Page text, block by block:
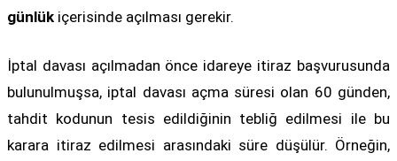
günlük içerisinde açılması gerekir.
İptal davası açılmadan önce idareye itiraz başvurusunda
bulunulmuşsa, iptal davası açma süresi olan 60 günden,
tahdit kodunun tesis edildiğinin tebliğ edilmesi ile bu
karara itiraz edilmesi arasındaki süre düşülür. Örneğin,